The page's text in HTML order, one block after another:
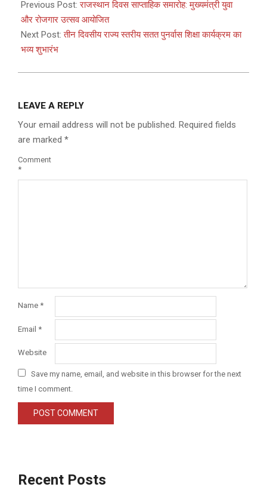
03-
29
Previous Post:राजस्थान दिवस साप्ताहिक समारोह: मुख्यमंत्री युवा
और रोजगार उत्सव आयोजित
Next Post:तीन दिवसीय राज्य स्तरीय सतत पुनर्वास शिक्षा कार्यक्रम का
भव्य शुभारंभ
LEAVE A REPLY
Your email address will not be published. Required fields
are marked *
Comment
*
Name *
Email *
Website
Save my name, email, and website in this browser for the next
time I comment.
Recent Posts